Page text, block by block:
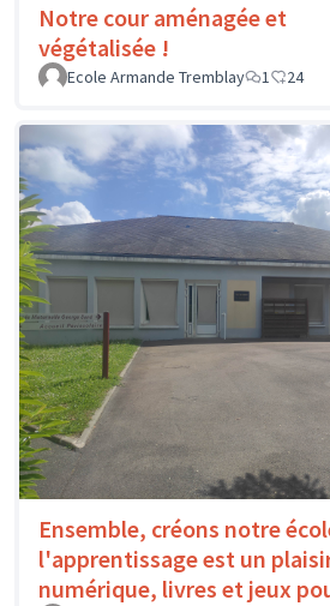
Notre cour aménagée et
végétalisée !
Ecole Armande Tremblay
1 24
Ensemble, créons notre
l'apprentissage est un
numérique, livres et jeux